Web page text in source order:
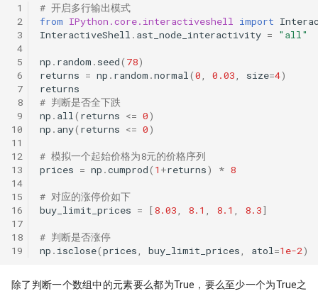
1
2
3
4
5
6
7
8
9
10
11
12
13
14
15
16
17
18
19
# 开启多行输出模式
from IPython.core.interactiveshell import
InteractiveShell . ast_node_interactivity = "all"
np . random . seed( 78)
returns = np . random .normal (0 0.03 size=4)
returns
# 判断是否全下跌
np . all ( returns <= 0)
np . any( returns <= 0)
# 模拟一个起始价格为8元的价格序列
prices = np .cumprod( 1 +returns) * 8
# 对应的涨停价如下
buy_limit_prices = [8.03 8.1 8.1 8.3]
# 判断是否涨停
np . isclose(prices buy_limit_prices atol =1e-2)
除了判断一个数组中的元素要么都为True，要么至少一个为True之